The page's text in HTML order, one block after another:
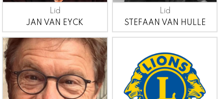
Lid
JAN VAN EYCK
Lid
STEFAAN VAN HULLE